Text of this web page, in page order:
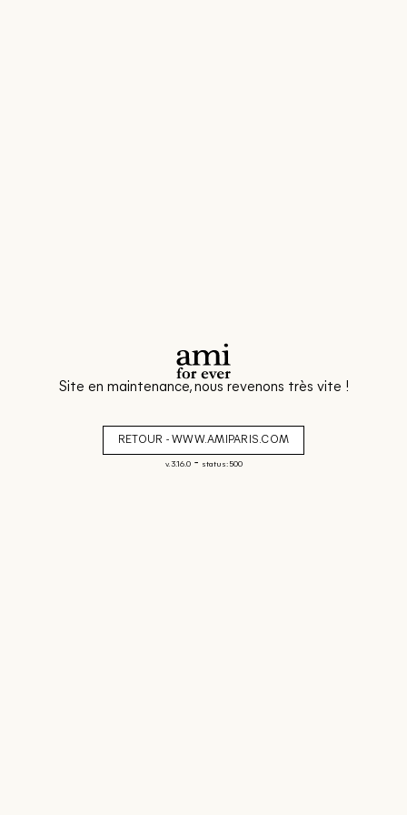
Site en maintenance, nous revenons très vite !
RETOUR - WWW.AMIPARIS.COM
v. 3.16.0- status: 500